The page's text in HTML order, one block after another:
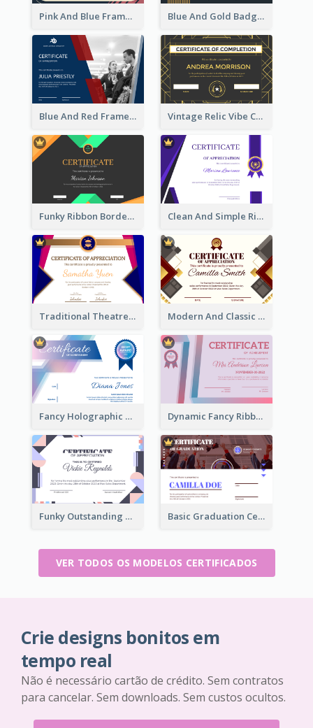
Pink And Blue Frame Company Certificate Blue And Gold Badge Appreciation Certificate
Blue And Red Frame With Photo Certificate Vintage Relic Vibe Certificate Design Template
Funky Ribbon Border Certificate Design Template Clean And Simple Ribbon Certificate Design Ideas
Traditional Theatre Certificate Design Template Modern And Classic Art Deco Certificate Design Ideas
Fancy Holographic Certificate Design Ideas Dynamic Fancy Ribbon Certificate Design Ideas
Funky Outstanding Shapes Certificate Design Template Ideas Basic Graduation Certificate With Campus Photo Design
VER TODOS OS MODELOS CERTIFICADOS
Crie designs bonitos em
tempo real
Não é necessário cartão de crédito. Sem contratos
para cancelar. Sem downloads. Sem custos ocultos.